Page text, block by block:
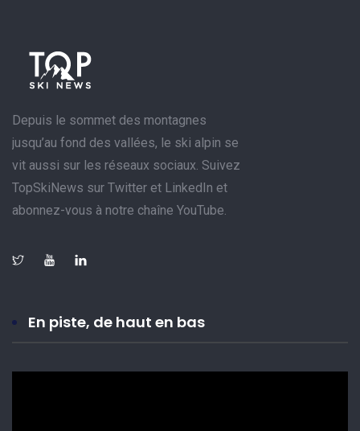
Depuis le sommet des montagnes
jusqu’au fond des vallées, le ski alpin se
vit aussi sur les réseaux sociaux. Suivez
TopSkiNews sur Twitter et LinkedIn et
abonnez-vous à notre chaîne YouTube.
En piste, de haut en bas